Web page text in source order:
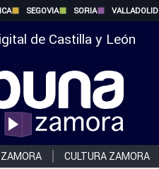
SEGOVIA SORIA VALLADOLID
de Castilla y León
CULTURA ZAMORA